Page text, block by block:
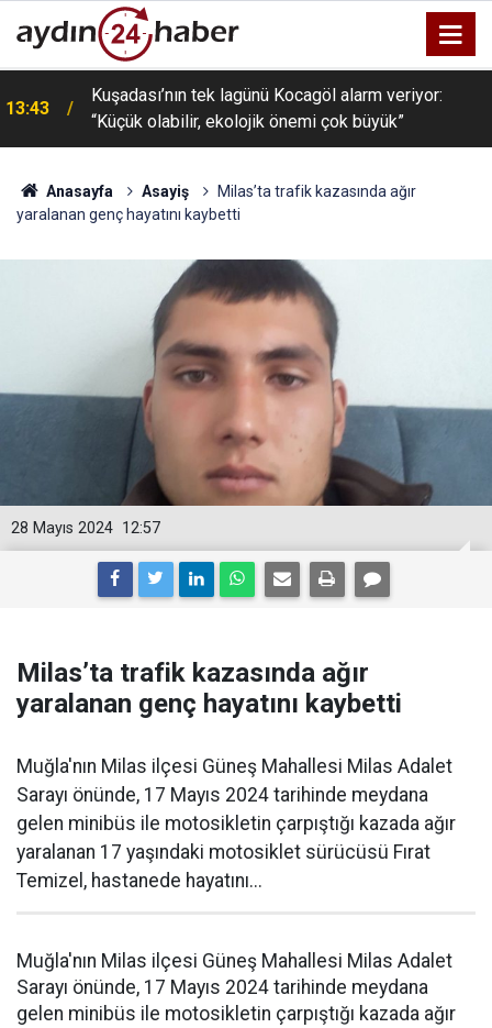
13:43
Kuşadası’nın tek lagünü Kocagöl alarm veriyor:
“Küçük olabilir, ekolojik önemi çok büyük”
Anasayfa Asayiş
Milas’ta trafik kazasında ağır
yaralanan genç hayatını kaybetti
12:57
28 Mayıs 2024
Milas’ta trafik kazasında ağır
yaralanan genç hayatını kaybetti
Muğla'nın Milas ilçesi Güneş Mahallesi Milas Adalet
Sarayı önünde, 17 Mayıs 2024 tarihinde meydana
gelen minibüs ile motosikletin çarpıştığı kazada ağır
yaralanan 17 yaşındaki motosiklet sürücüsü Fırat
Temizel, hastanede hayatını...
Muğla'nın Milas ilçesi Güneş Mahallesi Milas Adalet
Sarayı önünde, 17 Mayıs 2024 tarihinde meydana
gelen minibüs ile motosikletin çarpıştığı kazada ağır